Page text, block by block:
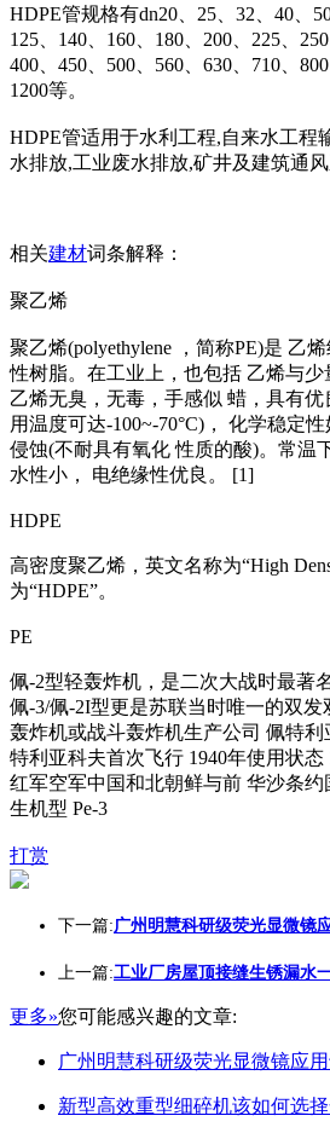
HDPE管规格有dn20、25、32、40、
125、140、160、180、200、225、
400、450、500、560、630、710、
1200等。
HDPE管适用于水利工程,自来水工程
水排放,工业废水排放,矿井及建筑通
相关建材词条解释：
聚乙烯
聚乙烯(polyethylene ，简称PE)是 乙
性树脂。在工业上，也包括 乙烯与少
乙烯无臭，无毒，手感似 蜡，具有
用温度可达-100~-70°C)， 化学稳定
侵蚀(不耐具有氧化 性质的酸)。常温
水性小， 电绝缘性优良。 [1]
HDPE
高密度聚乙烯，英文名称为“High
为“HDPE”。
PE
佩-2型轻轰炸机，是二次大战时最著
佩-3/佩-2I型更是苏联当时唯一的双
轰炸机或战斗轰炸机生产公司 佩特
特利亚科夫首次飞行 1940年使用状态
红军空军中国和北朝鲜与前 华沙条约
生机型 Pe-3
打赏
下一篇:广州明慧科研级荧光显微镜
上一篇:工业厂房屋顶接缝生锈漏水
更多»您可能感兴趣的文章:
广州明慧科研级荧光显微镜应
新型高效重型细碎机该如何选